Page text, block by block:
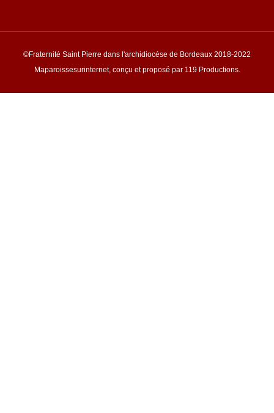
©Fraternité Saint Pierre dans l'archidiocèse de Bordeaux 2018-2022
Maparoissesurinternet, conçu et proposé par 119 Productions.